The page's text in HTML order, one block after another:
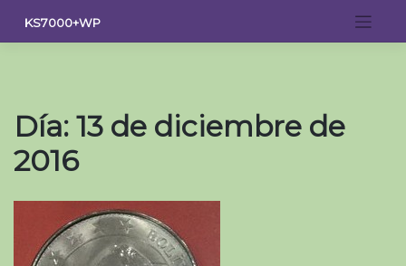
contenido
KS7000+WP
Día: 13 de diciembre de
2016